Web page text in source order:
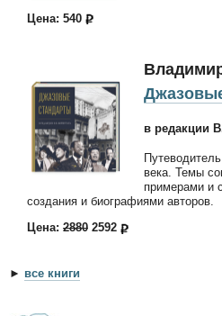
Цена: 540
в редакции
века. Темы
примерами и
создания и биографиями авторов.
Цена: 2880 2592
► все книги